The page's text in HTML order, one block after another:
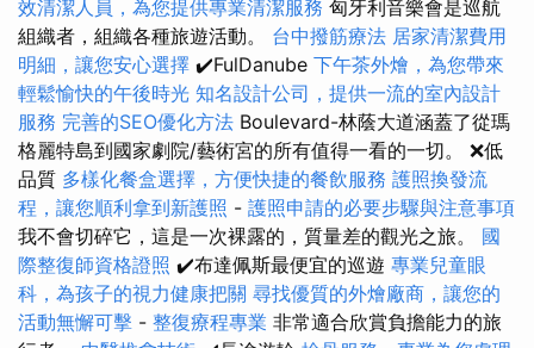
效清潔人員，為您提供專業清潔服務 匈牙利音樂會是巡航
組織者，組織各種旅遊活動。 台中撥筋療法 居家清潔費用
明細，讓您安心選擇 ✔️FulDanube 下午茶外燴，為您帶來
輕鬆愉快的午後時光 知名設計公司，提供一流的室內設計
服務 完善的SEO優化方法 Boulevard-林蔭大道涵蓋了從瑪
格麗特島到國家劇院/藝術宮的所有值得一看的一切。 ❌低
品質 多樣化餐盒選擇，方便快捷的餐飲服務 護照換發流
程，讓您順利拿到新護照 - 護照申請的必要步驟與注意事項
我不會切碎它，這是一次裸露的，質量差的觀光之旅。 國
際整復師資格證照 ✔️布達佩斯最便宜的巡遊 專業兒童眼
科，為孩子的視力健康把關 尋找優質的外燴廠商，讓您的
活動無懈可擊 - 整復療程專業 非常適合欣賞負擔能力的旅